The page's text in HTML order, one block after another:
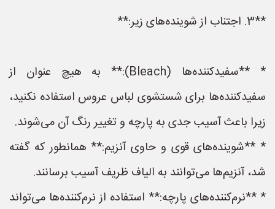
**3. اجتناب از شوینده‌های زیر:**
* **سفیدکننده‌ها (Bleach):** به هیچ عنوان از
سفیدکننده‌ها برای شستشوی لباس عروس استفاده نکنید،
زیرا باعث آسیب جدی به پارچه و تغییر رنگ آن می‌شوند.
* **شوینده‌های قوی و حاوی آنزیم:** همانطور که گفته
شد، آنزیم‌ها می‌توانند به الیاف ظریف آسیب برسانند.
* **نرم‌کننده‌های پارچه:** استفاده از نرم‌کننده‌ها می‌تواند